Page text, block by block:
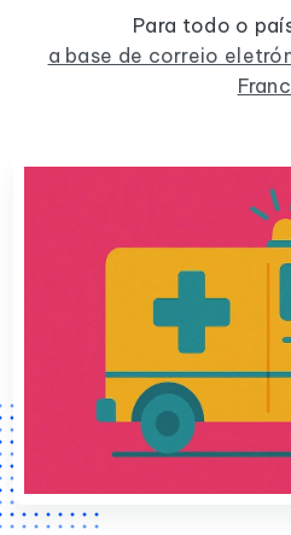
Para todo o
a base de correio